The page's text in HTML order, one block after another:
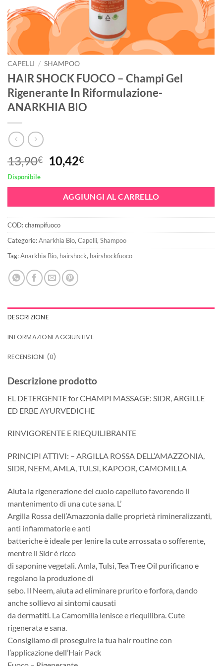
CAPELLI / SHAMPOO
HAIR SHOCK FUOCO – Champi Gel
Rigenerante In Riformulazione-
ANARKHIA BIO
13,90€
Il
prezzo
originale
era:
13,90€.
10,42€Il
attuale
è:
10,42€.
Disponibile
AGGIUNGI AL CARRELLO
COD:champifuoco
Categorie:Anarkhìa Bio, Capelli, Shampoo
Tag:Anarkhia Bio, hairshock, hairshockfuoco
DESCRIZIONE
INFORMAZIONI AGGIUNTIVE
RECENSIONI (0)
Descrizione prodotto
EL DETERGENTE for CHAMPI MASSAGE: SIDR, ARGILLE
ED ERBE AYURVEDICHE
RINVIGORENTE E RIEQUILIBRANTE
PRINCIPI ATTIVI: – ARGILLA ROSSA DELL’AMAZZONIA,
SIDR, NEEM, AMLA, TULSI, KAPOOR, CAMOMILLA
Aiuta la rigenerazione del cuoio capelluto favorendo il
mantenimento di una cute sana. L’
Argilla Rossa dell’Amazzonia dalle proprietà rimineralizzanti,
anti infiammatorie e anti
batteriche è ideale per lenire la cute arrossata o sofferente,
mentre il Sidr è ricco
di saponine vegetali. Amla, Tulsi, Tea Tree Oil purificano e
regolano la produzione di
sebo. Il Neem, aiuta ad eliminare prurito e forfora, dando
anche sollievo ai sintomi causati
da dermatiti. La Camomilla lenisce e riequilibra. Cute
rigenerata e sana.
Consigliamo di proseguire la tua hair routine con
l’applicazione dell’Hair Pack